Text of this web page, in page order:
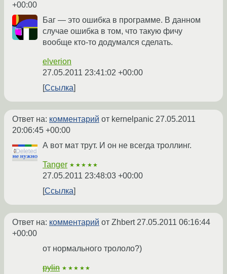
+00:00
Баг — это ошибка в программе. В данном
случае ошибка в том, что такую фичу
вообще кто-то додумался сделать.
elverion
27.05.2011 23:41:02 +00:00
Ссылка
Ответ на: комментарий от kernelpanic 27.05.2011
20:06:45 +00:00
А вот мат трут. И он не всегда троллинг.
Tanger ★★★★★
27.05.2011 23:48:03 +00:00
Ссылка
Ответ на: комментарий от Zhbert27.05.2011 06:16:44
+00:00
от нормального трололо?)
pylin ★★★★★